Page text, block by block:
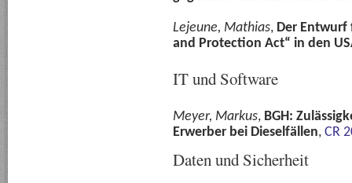
Lejeune, Mathias, Der Entwurf
and Protection Act“ in den
IT und Software
Meyer, Markus, BGH:
Erwerber bei Dieselfällen, CR
Daten und Sicherheit